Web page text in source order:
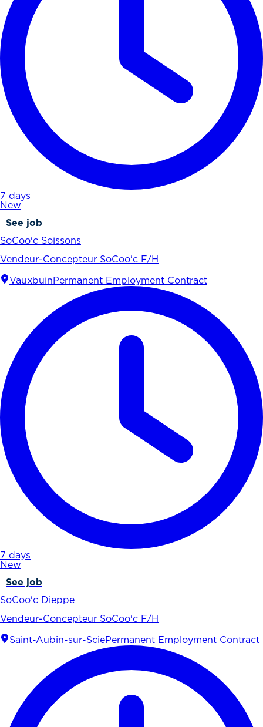
7 days
New
See job
SoCoo'c Soissons
Vendeur-Concepteur SoCoo'c F/H
Vauxbuin Permanent Employment Contract
7 days
New
See job
SoCoo'c Dieppe
Vendeur-Concepteur SoCoo'c F/H
Saint-Aubin-sur-SciePermanent Employment Contract